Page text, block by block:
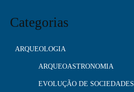
Categorias
ARQUEOLOGIA
ARQUEOASTRONOMIA
EVOLUÇÃO DE SOCIEDADES